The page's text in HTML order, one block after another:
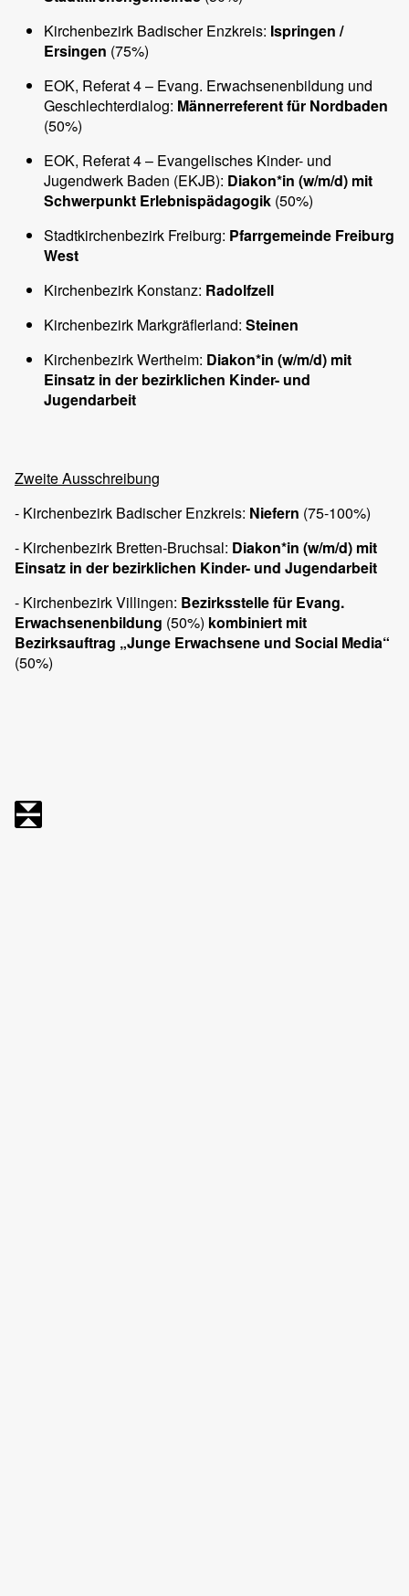
Kirchenbezirk Badischer Enzkreis: Ispringen /
Ersingen (75%)
EOK, Referat 4 – Evang. Erwachsenenbildung und
Geschlechterdialog: Männerreferent für Nordbaden
(50%)
EOK, Referat 4 – Evangelisches Kinder- und
Jugendwerk Baden (EKJB): Diakon*in (w/m/d) mit
Schwerpunkt Erlebnispädagogik (50%)
Stadtkirchenbezirk Freiburg: Pfarrgemeinde Freiburg
West
Kirchenbezirk Konstanz: Radolfzell
Kirchenbezirk Markgräflerland: Steinen
Kirchenbezirk Wertheim: Diakon*in (w/m/d) mit
Einsatz in der bezirklichen Kinder- und
Jugendarbeit
Zweite Ausschreibung
- Kirchenbezirk Badischer Enzkreis: Niefern (75-100%)
- Kirchenbezirk Bretten-Bruchsal: Diakon*in (w/m/d) mit
Einsatz in der bezirklichen Kinder- und Jugendarbeit
- Kirchenbezirk Villingen: Bezirksstelle für Evang.
Erwachsenenbildung (50%) kombiniert mit
Bezirksauftrag „Junge Erwachsene und Social Media“
(50%)